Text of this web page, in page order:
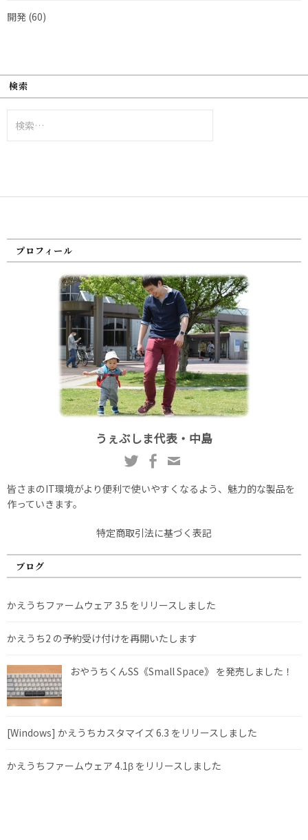
開発 (60)
検索
索:
プロフィール
うぇぶしま代表・中島
皆さまのIT環境がより便利で使いやすくなるよう、魅力的な製品を
作っていきます。
特定商取引法に基づく表記
ブログ
かえうちファームウェア 3.5 をリリースしました
かえうち2 の予約受け付けを再開いたします
おやうちくんSS《Small Space》 を発売しました！
[Windows] かえうちカスタマイズ 6.3 をリリースしました
かえうちファームウェア 4.1β をリリースしました